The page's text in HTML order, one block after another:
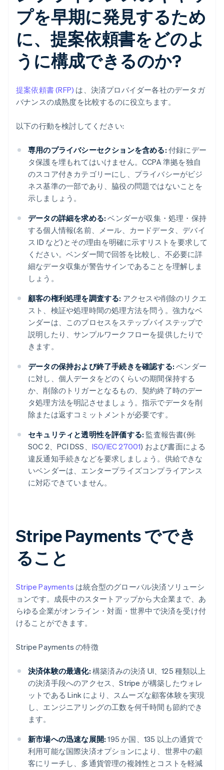
プを早期に発見するため
に、提案依頼書をどのよ
うに構成できるのか?
提案依頼書 (RFP) は、決済プロバイダー各社のデータガ
バナンスの成熟度を比較するのに役立ちます。
以下の行動を検討してください:
専用のプライバシーセクションを含める: 付録にデー
タ保護を埋もれてはいけません。CCPA 準拠を独自
のスコア付きカテゴリーにし、プライバシーがビジ
ネス基準の一部であり、脇役の問題ではないことを
示しましょう。
データの詳細を求める: ベンダーが収集・処理・保持
する個人情報(名前、メール、カードデータ、デバイ
ス ID など)とその理由を明確に示すリストを要求して
ください。ベンダー間で回答を比較し、不必要に詳
細なデータ収集が警告サインであることを理解しま
しょう。
顧客の権利処理を調査する: アクセスや削除のリクエ
スト、検証や処理時間の処理方法を問う。強力なベ
ンダーは、このプロセスをステップバイステップで
説明したり、サンプルワークフローを提供したりで
きます。
データの保持および終了手続きを確認する: ベンダー
に対し、個人データをどのくらいの期間保持する
か、削除のトリガーとなるもの、契約終了時のデー
タ処理方法を明記させましょう。指示でデータを削
除または返すコミットメントが必要です。
セキュリティと透明性を評価する: 監査報告書(例:
SOC 2、PCI DSS、 ISO/IEC 27001) および書面による
違反通知手続きなどを要求しましょう。供給できな
いベンダーは、エンタープライズコンプライアンス
に対応できていません。
Stripe Payments ででき
ること
Stripe Payments は統合型のグローバル決済ソリューシ
ョンです。成長中のスタートアップから大企業まで、あ
らゆる企業がオンライン・対面・世界中で決済を受け付
けることができます。
Stripe Payments の特徴
決済体験の最適化: 構築済みの決済 UI、125 種類以上
の決済手段へのアクセス、Stripe が構築したウォレ
ットである Link により、スムーズな顧客体験を実現
し、エンジニアリングの工数を何千時間も節約でき
ます。
新市場への迅速な展開: 195 か国、135 以上の通貨で
利用可能な国際決済オプションにより、世界中の顧
客にリーチし、多通貨管理の複雑性とコストを軽減